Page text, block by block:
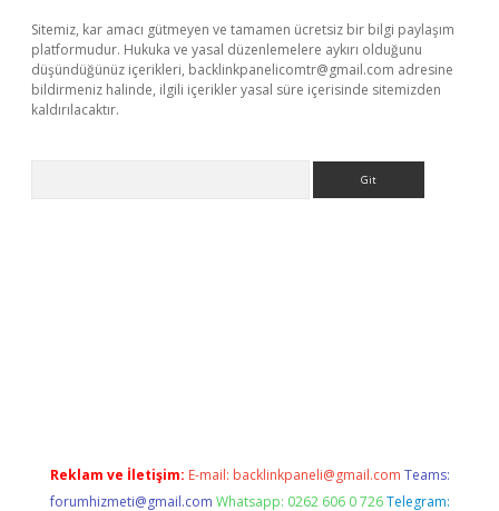
Sitemiz, kar amacı gütmeyen ve tamamen ücretsiz bir bilgi paylaşım
platformudur. Hukuka ve yasal düzenlemelere aykırı olduğunu
düşündüğünüz içerikleri, backlinkpanelicomtr@gmail.com adresine
bildirmeniz halinde, ilgili içerikler yasal süre içerisinde sitemizden
kaldırılacaktır.
Reklam ve İletişim: E-mail: backlinkpaneli@gmail.com Teams:
forumhizmeti@gmail.com Whatsapp: 0262 606 0 726 Telegram: